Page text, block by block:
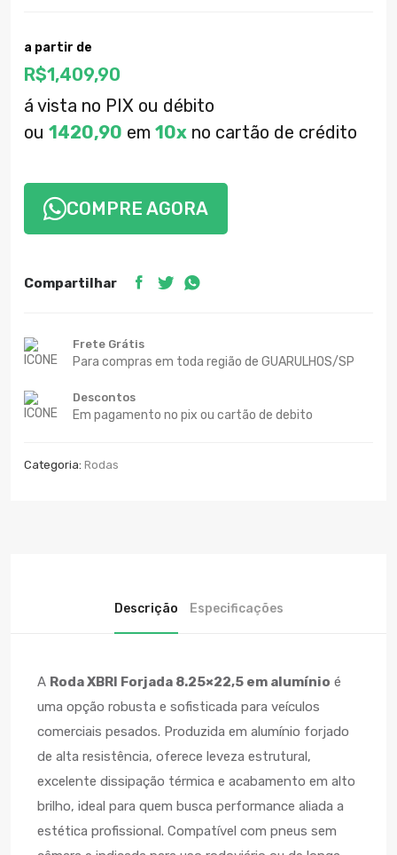
a partir de
R$1,409,90
á vista no PIX ou débito
ou 1420,90 em 10x no cartão de crédito
COMPRE AGORA
Compartilhar
Frete Grátis
Para compras em toda região de GUARULHOS/SP
Descontos
Em pagamento no pix ou cartão de debito
Categoria: Rodas
Descrição Especificações
A Roda XBRI Forjada 8.25×22,5 em alumínio é
uma opção robusta e sofisticada para veículos
comerciais pesados. Produzida em alumínio forjado
de alta resistência, oferece leveza estrutural,
excelente dissipação térmica e acabamento em alto
brilho, ideal para quem busca performance aliada a
estética profissional. Compatível com pneus sem